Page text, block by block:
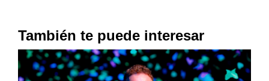
También te puede interesar